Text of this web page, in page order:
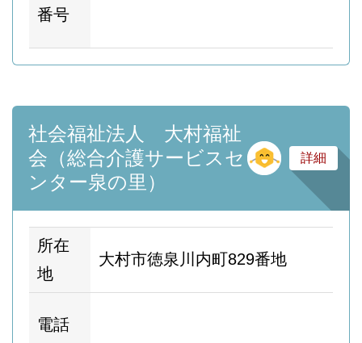
番号
社会福祉法人 大村福祉
会（総合介護サービスセ
ンター泉の里）
そ
詳細
所在
地
大村市徳泉川内町829番地
電話